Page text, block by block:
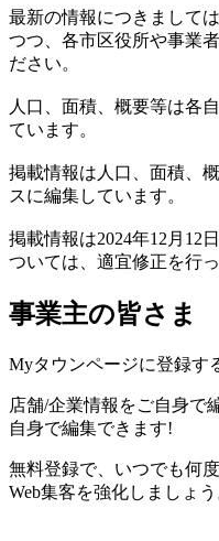
最新の情報につきまして
つつ、各市区役所や事業
ださい。
人口、面積、概要等は各
ています。
掲載情報は人口、面積、
スに編集しています。
掲載情報は2024年12月12
ついては、適宜修正を行
事業主の皆さま
Myタウンページに登録す
店舗/企業情報をご自身で
自身で編集できます!
無料登録で、いつでも何
Web集客を強化しましょう